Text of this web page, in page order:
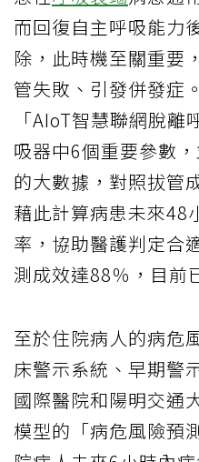
而回復自主呼吸能力
除，此時機至關重要
管失敗、引發併發症
「AIoT智慧聯網脫
吸器中6個重要參數
的大數據，對照拔管
藉此計算病患未來48
率，協助醫護判定合
測成效達88％，目前
至於住院病人的病危
床警示系統、早期警
國際醫院和陽明交通
模型的「病危風險預